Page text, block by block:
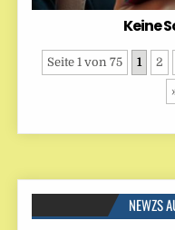
Keine
Seite 1 von 75 1 2
NEWZS